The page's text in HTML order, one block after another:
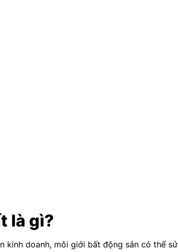
là gì?
kinh doanh, môi giới bất động sản có thể sử